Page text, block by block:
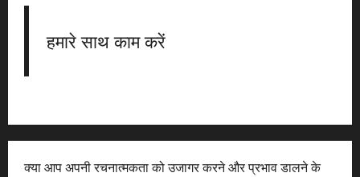
हमारे साथ काम करें
क्या आप अपनी रचनात्मकता को उजागर करने और प्रभाव डालने के